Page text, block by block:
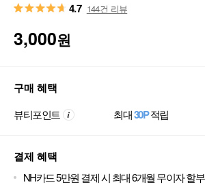
4.7 144건 리뷰
3,000원
구매 혜택
뷰티포인트 최대30P적립
결제 혜택
NH카드 5만원 결제 시 최대 6개월 무이자 할부